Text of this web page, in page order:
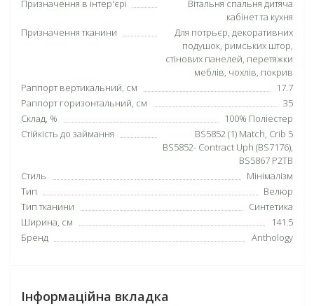
Призначення в інтер'єрі
Вітальня спальня дитяча
кабінет та кухня
Призначення тканини
Для потрьєр, декоративних
подушок, римських штор,
стінових панелей, перетяжки
меблів, чохлів, покрив
Раппорт вертикальний, см
17.7
Раппорт горизонтальний, см
35
Склад, %
100% Поліестер
Стійкість до займання
BS5852 (1) Match, Crib 5
BS5852- Contract Uph (BS7176),
BS5867 P2TB
Стиль
Мінімалізм
Тип
Велюр
Тип тканини
Синтетика
Ширина, см
141.5
Бренд
Anthology
Інформаційна вкладка